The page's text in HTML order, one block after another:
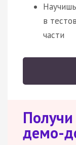
в
части
демо-